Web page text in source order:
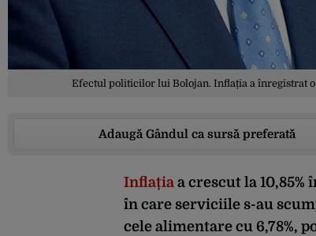
Efectul politicilor lui Bolojan. Inflația a înregistrat o
Adaugă Gândul ca sursă preferată
Inflația a crescut la
în care serviciile s-au
cele alimentare cu 6,78%,